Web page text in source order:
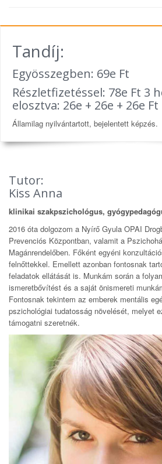
Tandíj:
Egyösszegben: 69e Ft
Részletfizetéssel: 78e Ft 3
elosztva: 26e + 26e + 26e Ft
Államilag nyilvántartott, bejelentett képzés.
Tutor:
Kiss Anna
klinikai szakpszichológus,
2016 óta dolgozom a Nyírő Gyula OPAI
Prevenciós Központban, valamit a
Magánrendelőben. Főként egyéni
felnőttekkel. Emellett azonban fontosnak
feladatok ellátását is. Munkám során a
ismeretbővítést és a saját önismereti
Fontosnak tekintem az emberek mentális
pszichológiai tudatosság növelését, melyet
támogatni szeretnék.